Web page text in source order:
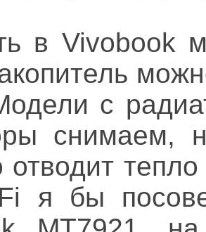
в Vivobook
с
снимаем,
отводит
я бы